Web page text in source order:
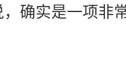
确实是一项非